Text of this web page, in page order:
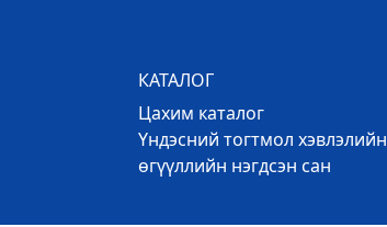
КАТАЛОГ
Цахим каталог
Үндэсний тогтмол хэвлэлийн
өгүүллийн нэгдсэн сан